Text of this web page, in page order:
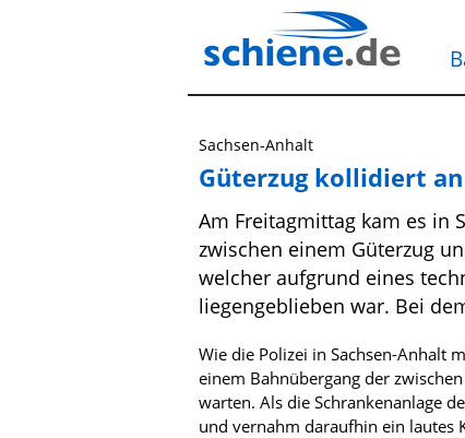
Sachsen-Anhalt
Güterzug kollidiert
Am Freitagmittag kam es in
zwischen einem Güterzug
welcher aufgrund eines
liegengeblieben war. Bei
Wie die Polizei in Sachsen-Anhalt
einem Bahnübergang der
warten. Als die Schrankenanlage
und vernahm daraufhin ein lautes